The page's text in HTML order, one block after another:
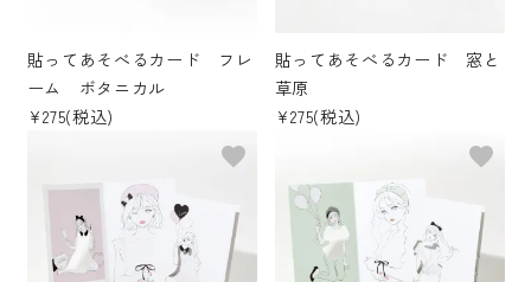
貼ってあそべるカード フレ
ーム ボタニカル
¥275(税込)
貼ってあそべるカード 窓と
草原
¥275(税込)
favorite favorite